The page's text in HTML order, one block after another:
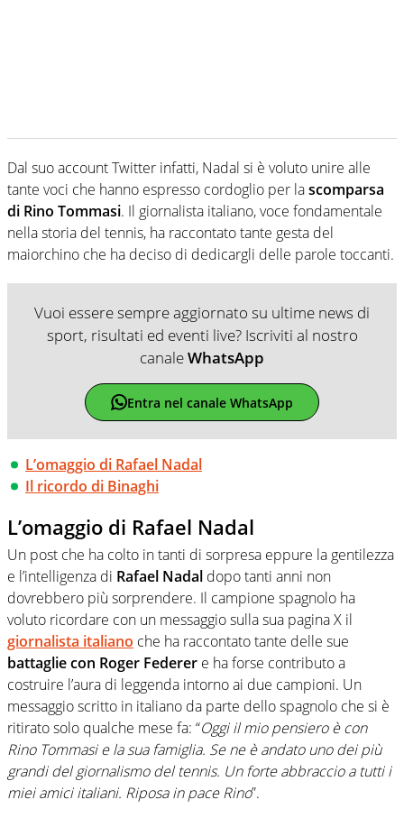
Dal suo account Twitter infatti, Nadal si è voluto unire alle
tante voci che hanno espresso cordoglio per lascomparsa
di Rino Tommasi. Il giornalista italiano, voce fondamentale
nella storia del tennis, ha raccontato tante gesta del
maiorchino che ha deciso di dedicargli delle parole toccanti.
Vuoi essere sempre aggiornato su ultime news di
sport, risultati ed eventi live? Iscriviti al nostro
canaleWhatsApp
Entra nel canale WhatsApp
L’omaggio di Rafael Nadal
Il ricordo di Binaghi
L’omaggio di Rafael Nadal
Un post che ha colto in tanti di sorpresa eppure la gentilezza
e l’intelligenza di Rafael Nadal dopo tanti anni non
dovrebbero più sorprendere. Il campione spagnolo ha
voluto ricordare con un messaggio sulla sua pagina X il
giornalista italiano che ha raccontato tante delle sue
battaglie con Roger Federer e ha forse contributo a
costruire l’aura di leggenda intorno ai due campioni. Un
messaggio scritto in italiano da parte dello spagnolo che si è
ritirato solo qualche mese fa: “Oggi il mio pensiero è con
Rino Tommasi e la sua famiglia. Se ne è andato uno dei più
grandi del giornalismo del tennis. Un forte abbraccio a tutti i
miei amici italiani. Riposa in pace Rino”.